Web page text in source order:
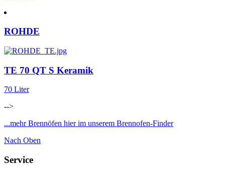
ROHDE
TE 70 QT S Keramik
70 Liter
-->
...mehr Brennöfen hier im unserem Brennofen-Finder
Nach Oben
Service